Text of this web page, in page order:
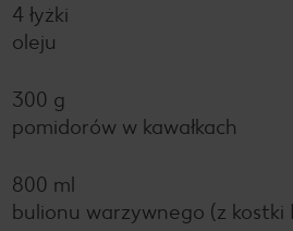
4 łyżki
oleju
300 g
pomidorów w kawałkach
800 ml
bulionu warzywnego (z kostki